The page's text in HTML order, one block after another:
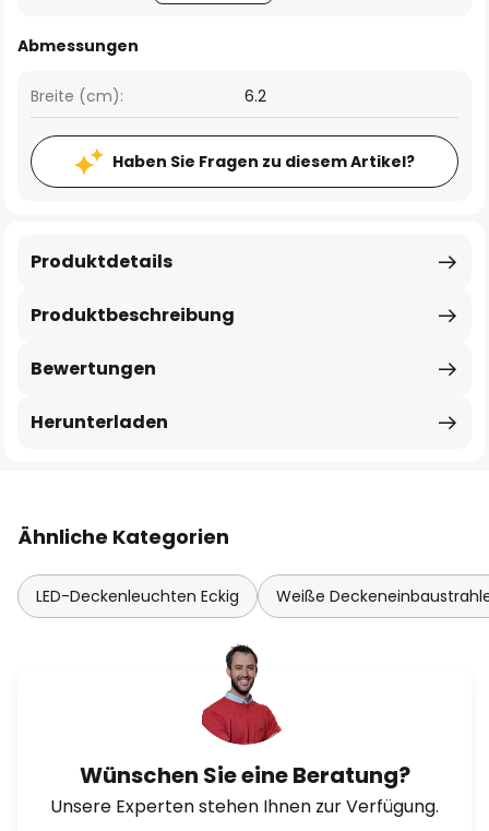
Abmessungen
Breite (cm): 6.2
Haben Sie Fragen zu diesem Artikel?
Produktbeschreibung
Produktdetails
Bewertungen
Herunterladen
Ähnliche Kategorien
LED-Deckenleuchten Eckig Weiße
Wünschen Sie eine Beratung?
Unsere Experten stehen Ihnen zur Verfügung.